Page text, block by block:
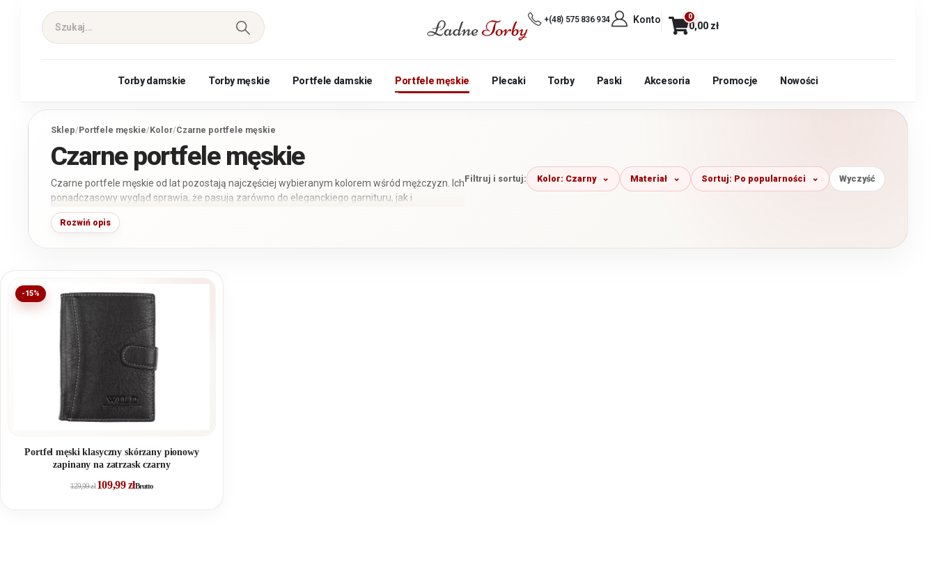
+(48) 575 836 934 Konto 0
0,00 zł
Torby damskie Torby męskie Portfele damskie Portfele męskie Plecaki Torby Paski Akcesoria Promocje Nowości
Sklep/Portfele męskie/Kolor/Czarne portfele męskie
Czarne portfele męskie
Czarne portfele męskie od lat pozostają najczęściej wybieranym kolorem wśród mężczyzn. Ich
ponadczasowy wygląd sprawia, że pasują zarówno do eleganckiego garnituru, jak i
codziennych stylizacji. W naszej ofercie znajdziesz modele wykonane ze skóry naturalnej i
ekologicznej w różnych rozmiarach, fasonach oraz odcieniach czerni.
Rozwiń opis
Filtruj i sortuj: Kolor: Czarny Materiał Sortuj: Po popularności Wyczyść
-15%
Portfel męski klasyczny skórzany pionowy
zapinany na zatrzask czarny
129,99zł 109,99złBrutto